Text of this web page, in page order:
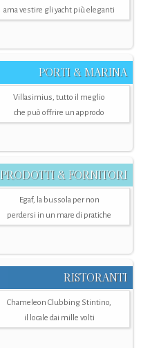
ama vestire gli yacht più eleganti
PORTI & MARINA
Villasimius, tutto il meglio
che può offrire un approdo
PRODOTTI & FORNITORI
Egaf, la bussola per non
perdersi in un mare di pratiche
RISTORANTI
Chameleon Clubbing Stintino,
il locale dai mille volti